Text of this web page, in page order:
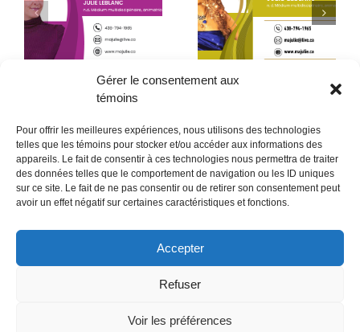
Gérer le consentement aux
témoins
Pour offrir les meilleures expériences, nous utilisons des technologies
telles que les témoins pour stocker et/ou accéder aux informations des
appareils. Le fait de consentir à ces technologies nous permettra de traiter
des données telles que le comportement de navigation ou les ID uniques
sur ce site. Le fait de ne pas consentir ou de retirer son consentement peut
avoir un effet négatif sur certaines caractéristiques et fonctions.
Accepter
Refuser
Voir les préférences
Début de la quatrième
année
Le père que mon âme
a choisi – 2ᵉ partie
POLITIQUE CONFIDENTIALITÉES
Politique de témoins (CA)